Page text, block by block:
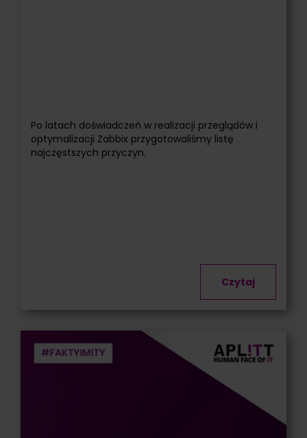
Po latach doświadczeń w realizacji przeglądów i
optymalizacji Zabbix przygotowaliśmy listę
najczęstszych przyczyn.
Czytaj